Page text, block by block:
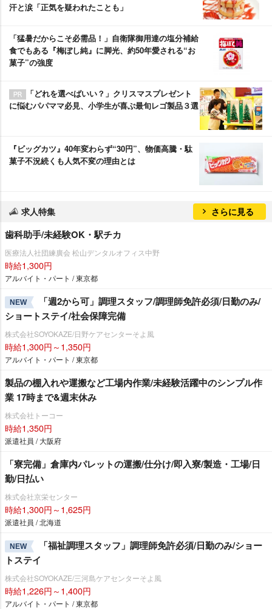
汗と涙「正気を疑われたことも」
「猛暑だからこそ必需品！」自衛隊御用達の塩分補給
食でもある『梅ぼし純』に脚光、約50年愛される“お
菓子”の強度
「どれを選べばいい？」クリスマスプレゼント
に悩むパパママ必見、小学生が喜ぶ最旬レゴ製品３選
『ビッグカツ』40年変わらず“30円”、物価高騰・駄
菓子不況続くも人気不変の理由とは
求人特集 さらに見る
歯科助手/未経験OK・駅チカ
医療法人社団練廣会 松山デンタルオフィス中野
時給1,300円
アルバイト・パート / 東京都
NEW
「週2から可」調理スタッフ/調理師免許必須/日勤のみ/
ショートステイ/社会保障完備
株式会社SOYOKAZE/日野ケアセンターそよ風
時給1,300円～1,350円
アルバイト・パート / 東京都
製品の棚入れや運搬など工場内作業/未経験活躍中のシンプル作
業 17時まで&週末休み
株式会社トーコー
時給1,350円
派遣社員 / 大阪府
「寮完備」倉庫内パレットの運搬/仕分け/即入寮/製造・工場/日
勤/日払い
株式会社京栄センター
時給1,300円～1,625円
派遣社員 / 北海道
NEW
「福祉調理スタッフ」調理師免許必須/日勤のみ/ショー
トステイ
株式会社SOYOKAZE/三河島ケアセンターそよ風
時給1,226円～1,400円
アルバイト・パート / 東京都